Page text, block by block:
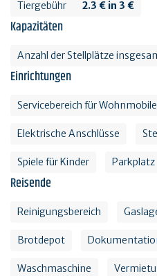
Tiergebühr 2.3 € in 3 €
Kapazitäten
Anzahl der Stellplätze
Einrichtungen
Servicebereich für Wohnmobile
Elektrische Anschlüsse
Spiele für Kinder Parkplatz
Reisende
Reinigungsbereich
Brotdepot
Waschmaschine